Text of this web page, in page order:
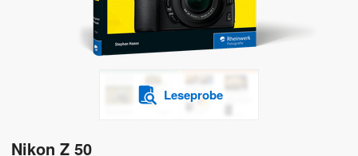
Leseprobe
Nikon Z 50